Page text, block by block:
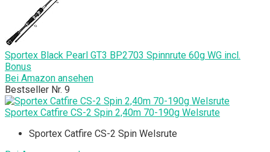
Sportex Black Pearl GT3 BP2703 Spinnrute 60g WG incl.
Bonus
Bei Amazon ansehen
Bestseller Nr. 9
Sportex Catfire CS-2 Spin 2,40m 70-190g Welsrute
Sportex Catfire CS-2 Spin Welsrute